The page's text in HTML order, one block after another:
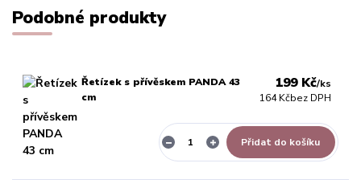
Podobné produkty
Řetízek s přívěskem PANDA 43
cm
199 Kč/ks
164 Kčbez DPH
Přidat do košíku